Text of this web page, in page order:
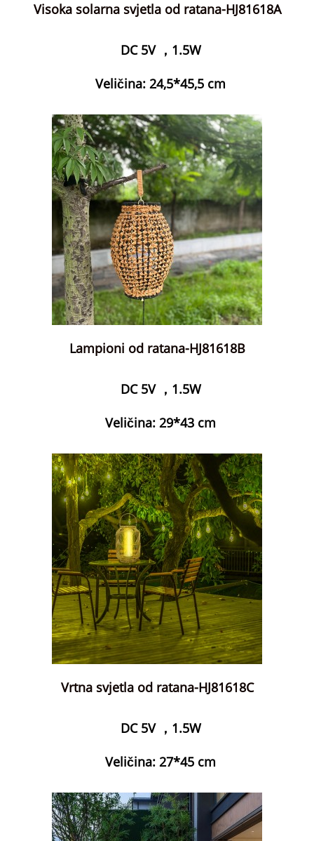
Visoka solarna svjetla od ratana-HJ81618A
DC 5V ，1.5W
Veličina: 24,5*45,5 cm
Lampioni od ratana-HJ81618B
DC 5V ，1.5W
Veličina: 29*43 cm
Vrtna svjetla od ratana-HJ81618C
DC 5V ，1.5W
Veličina: 27*45 cm